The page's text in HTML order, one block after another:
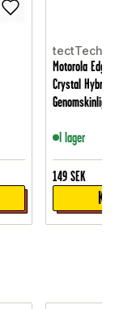
tectTech
Motorola Edge
Crystal
Genomskinlig
I lager
149 SEK